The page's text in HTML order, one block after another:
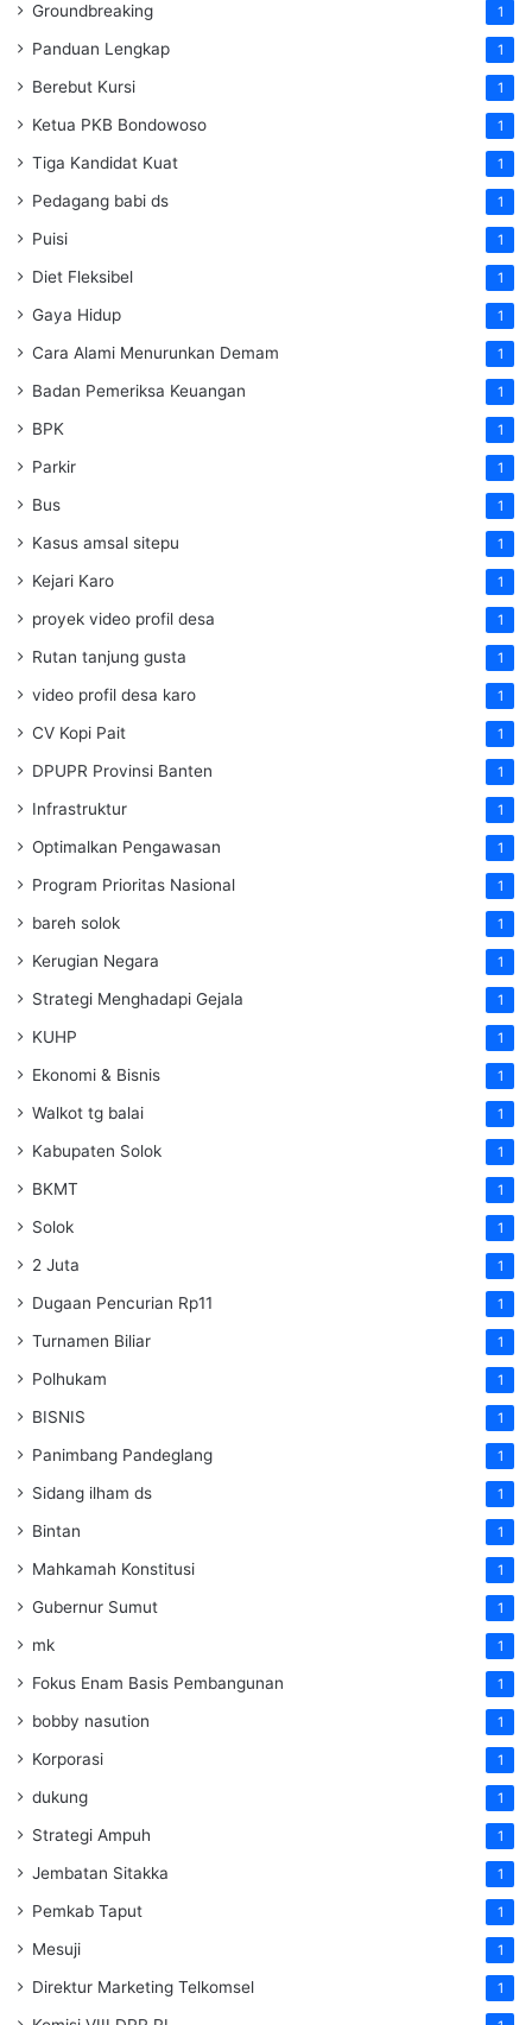
Groundbreaking 1
Panduan Lengkap 1
Berebut Kursi 1
Ketua PKB Bondowoso 1
Tiga Kandidat Kuat 1
Pedagang babi ds 1
Puisi 1
Diet Fleksibel 1
Gaya Hidup 1
Cara Alami Menurunkan Demam 1
Badan Pemeriksa Keuangan 1
BPK 1
Parkir 1
Bus 1
Kasus amsal sitepu 1
Kejari Karo 1
proyek video profil desa 1
Rutan tanjung gusta 1
video profil desa karo 1
CV Kopi Pait 1
DPUPR Provinsi Banten 1
Infrastruktur 1
Optimalkan Pengawasan 1
Program Prioritas Nasional 1
bareh solok 1
Kerugian Negara 1
Strategi Menghadapi Gejala 1
KUHP 1
Ekonomi & Bisnis 1
Walkot tg balai 1
Kabupaten Solok 1
BKMT 1
Solok 1
2 Juta 1
Dugaan Pencurian Rp11 1
Turnamen Biliar 1
Polhukam 1
BISNIS 1
Panimbang Pandeglang 1
Sidang ilham ds 1
Bintan 1
Mahkamah Konstitusi 1
Gubernur Sumut 1
mk 1
Fokus Enam Basis Pembangunan 1
bobby nasution 1
Korporasi 1
dukung 1
Strategi Ampuh 1
Jembatan Sitakka 1
Pemkab Taput 1
Mesuji 1
Direktur Marketing Telkomsel 1